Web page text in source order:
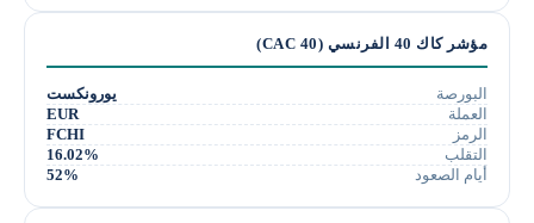
مؤشر كاك 40 الفرنسي (CAC 40)
البورصة
يورونكست
العملة
EUR
الرمز
FCHI
التقلب
16.02%
أيام الصعود
52%